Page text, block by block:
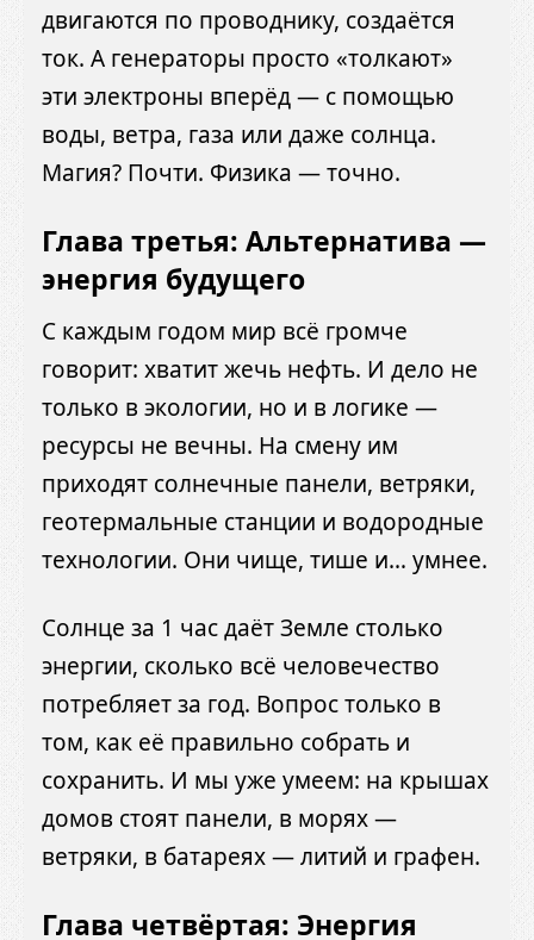
двигаются по проводнику, создаётся
ток. А генераторы просто «толкают»
эти электроны вперёд — с помощью
воды, ветра, газа или даже солнца.
Магия? Почти. Физика — точно.
Глава третья: Альтернатива —
энергия будущего
С каждым годом мир всё громче
говорит: хватит жечь нефть. И дело не
только в экологии, но и в логике —
ресурсы не вечны. На смену им
приходят солнечные панели, ветряки,
геотермальные станции и водородные
технологии. Они чище, тише и… умнее.
Солнце за 1 час даёт Земле столько
энергии, сколько всё человечество
потребляет за год. Вопрос только в
том, как её правильно собрать и
сохранить. И мы уже умеем: на крышах
домов стоят панели, в морях —
ветряки, в батареях — литий и графен.
Глава четвёртая: Энергия